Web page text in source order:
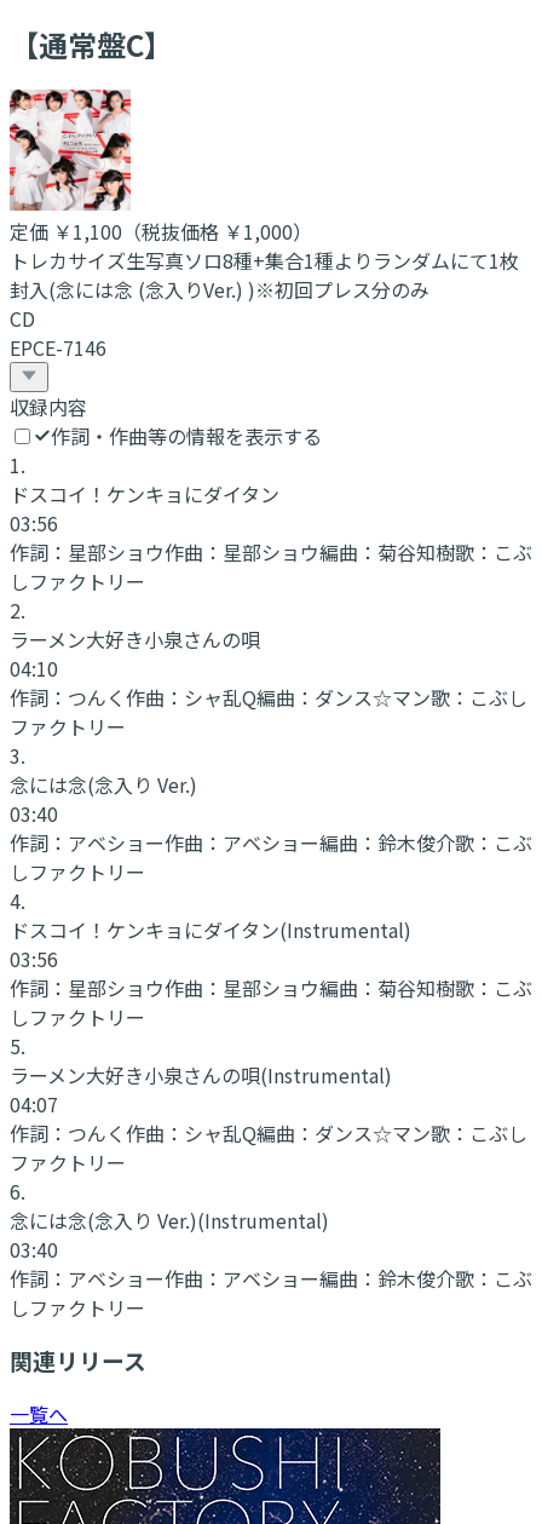
【通常盤C】
定価 ￥1,100 （税抜価格 ￥1,000）
トレカサイズ生写真ソロ8種+集合1種よりランダムにて1枚
封入(念には念 (念入りVer.) )※初回プレス分のみ
CD
EPCE-7146
収録内容
作詞・作曲等の情報を表示する
1.
ドスコイ！ケンキョにダイタン
03:56
作詞： 星部ショウ作曲： 星部ショウ編曲： 菊谷知樹歌： こぶ
しファクトリー
2.
ラーメン大好き小泉さんの唄
04:10
作詞： つんく 作曲： シャ乱Q編曲： ダンス☆マン歌： こぶし
ファクトリー
3.
念には念(念入り Ver.)
03:40
作詞： アベショー作曲： アベショー編曲： 鈴木俊介歌： こぶ
しファクトリー
4.
ドスコイ！ケンキョにダイタン(Instrumental)
03:56
作詞： 星部ショウ作曲： 星部ショウ編曲： 菊谷知樹歌： こぶ
しファクトリー
5.
ラーメン大好き小泉さんの唄(Instrumental)
04:07
作詞： つんく 作曲： シャ乱Q編曲： ダンス☆マン歌： こぶし
ファクトリー
6.
念には念(念入り Ver.)(Instrumental)
03:40
作詞： アベショー作曲： アベショー編曲： 鈴木俊介歌： こぶ
しファクトリー
関連リリース
一覧へ